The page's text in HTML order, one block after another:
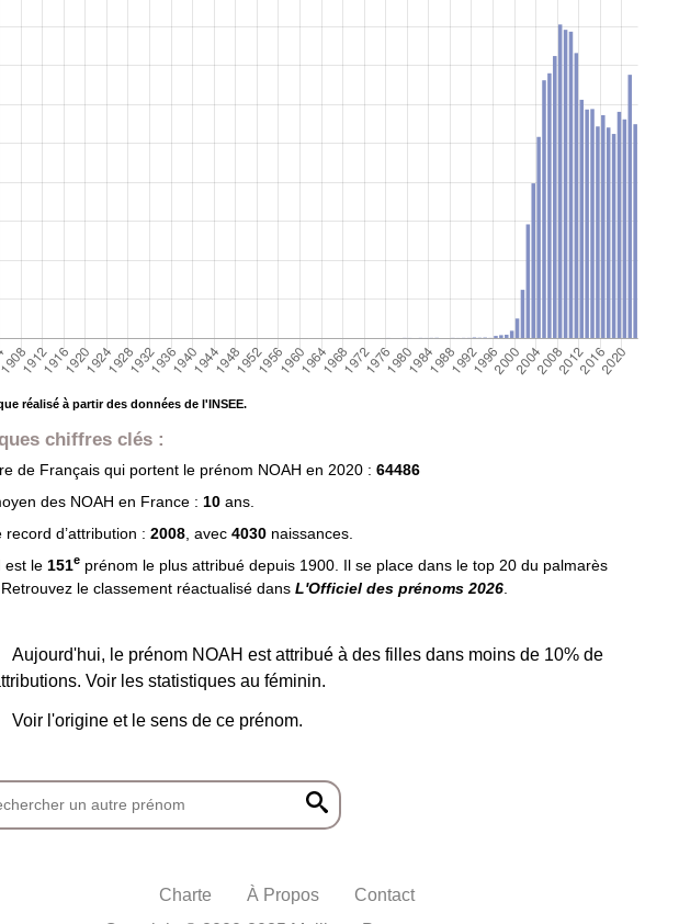
réalisé à partir des données de l'INSEE.
chiffres clés :
de Français qui portent le prénom NOAH en 2020 : 64486
des NOAH en France : 10 ans.
record d’attribution : 2008 , avec 4030 naissances.
est le 151e prénom le plus attribué depuis 1900. Il se place dans le top 20 du palmarès
le classement réactualisé dans L'Officiel des prénoms 2026
Aujourd'hui, le prénom NOAH est attribué à des filles dans moins de 10% de
Voir les statistiques au féminin.
Voir l'origine et le sens de ce prénom.
Charte À Propos
Contact